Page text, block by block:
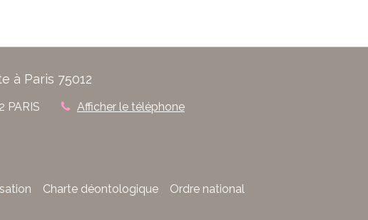
à Paris 75012
PARIS Afficher le téléphone
Charte déontologique
Ordre national